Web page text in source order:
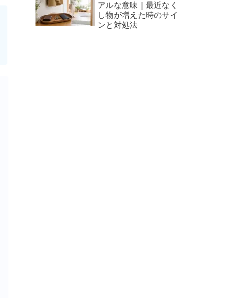
アルな意味｜最近なく
し物が増えた時のサイ
ンと対処法